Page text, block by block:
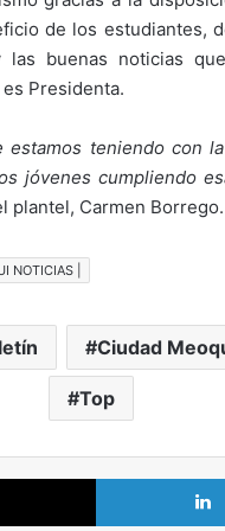
de los estudiantes,
buenas noticias
Presidenta.
estamos teniendo con
jóvenes cumpliendo
plantel, Carmen Borrego.
NOTICIAS |
Ciudad
Top
X